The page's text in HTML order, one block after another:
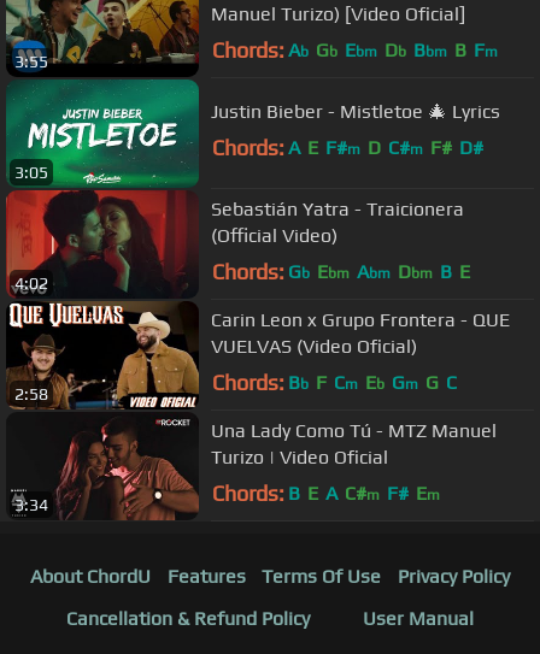
3:55
Manuel Turizo) [Video Oficial]
Chords: Ab Gb Ebm Db Bbm B Fm
3:05
Justin Bieber - Mistletoe 🎄 Lyrics
Chords: A E F#m D C#m F# D#
4:02
Sebastián Yatra - Traicionera
(Official Video)
Chords: Gb Ebm Abm Dbm B E
2:58
Carin Leon x Grupo Frontera - QUE
VUELVAS (Video Oficial)
Chords: Bb F Cm Eb Gm G C
3:34
Una Lady Como Tú - MTZ Manuel
Turizo | Video Oficial
Chords: B E A C#m F# Em
About ChordU Features Terms Of Use
Privacy Policy
Cancellation & Refund Policy
User Manual